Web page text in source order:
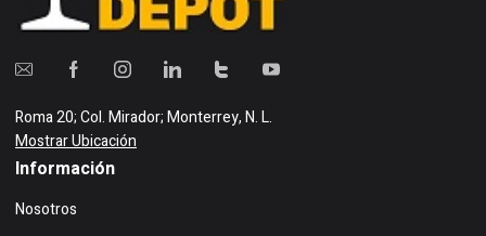
Roma 20; Col. Mirador; Monterrey, N. L.
Mostrar Ubicación
Información
Nosotros